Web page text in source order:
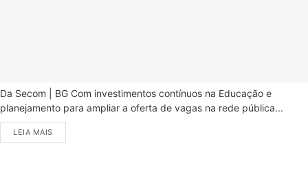
Da Secom | BG Com investimentos contínuos na Educação e
planejamento para ampliar a oferta de vagas na rede pública...
LEIA MAIS